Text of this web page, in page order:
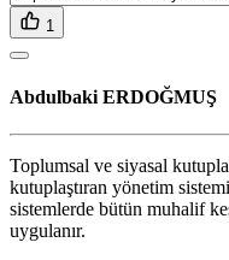
1
Abdulbaki ERDOĞMUŞ
Toplumsal ve siyasal
kutuplaştıran yönetim
sistemlerde bütün muhalif
uygulanır.